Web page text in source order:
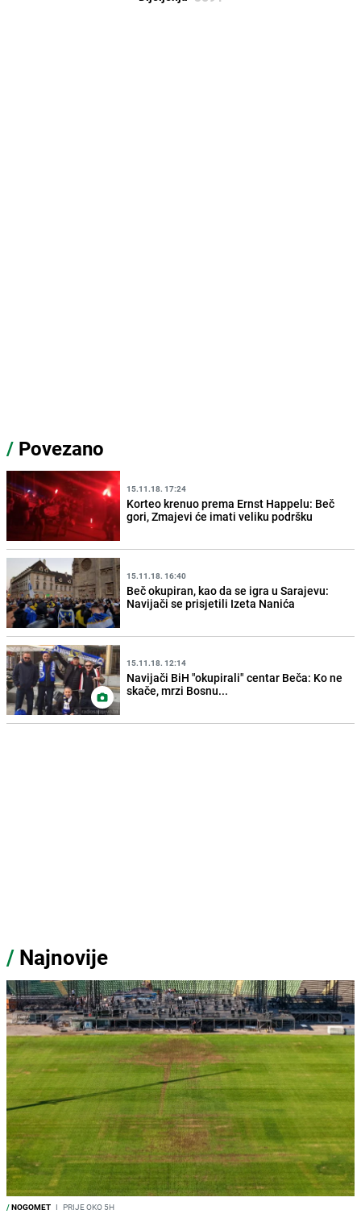
/ Povezano
15.11.18. 17:24
Korteo krenuo prema Ernst Happelu: Beč
gori, Zmajevi će imati veliku podršku
15.11.18. 16:40
Beč okupiran, kao da se igra u Sarajevu:
Navijači se prisjetili Izeta Nanića
15.11.18. 12:14
Navijači BiH "okupirali" centar Beča: Ko ne
skače, mrzi Bosnu...
/ Najnovije
/NOGOMET I PRIJE OKO 5H